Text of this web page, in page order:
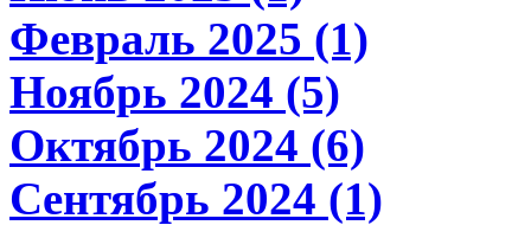
Февраль 2025 (1)
Ноябрь 2024 (5)
Октябрь 2024 (6)
Сентябрь 2024 (1)